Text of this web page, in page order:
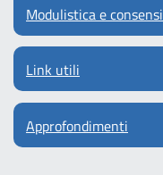
Modulistica e consensi
Link utili
Approfondimenti